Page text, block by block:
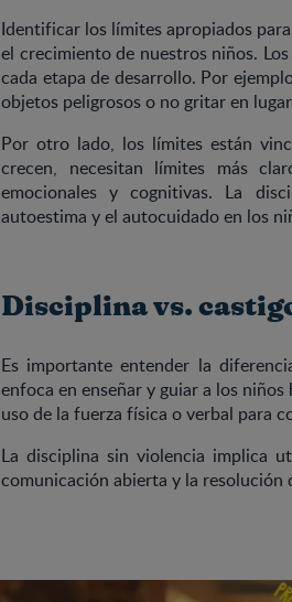
Identificar los límites apropiados
el crecimiento de nuestros niños.
cada etapa de desarrollo. Por
objetos peligrosos o no gritar en
Por otro lado, los límites están
crecen, necesitan límites más
emocionales y cognitivas. La
autoestima y el autocuidado en los
Disciplina vs.
Es importante entender la
enfoca en enseñar y guiar a los
uso de la fuerza física o verbal para
La disciplina sin violencia implica
comunicación abierta y la resolución